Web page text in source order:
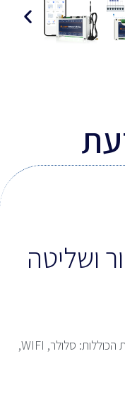
ושליטה
הבקר מאפשר חיבור לרשת במגוון אפשרויות הכוללות: סלולר, WIFI,